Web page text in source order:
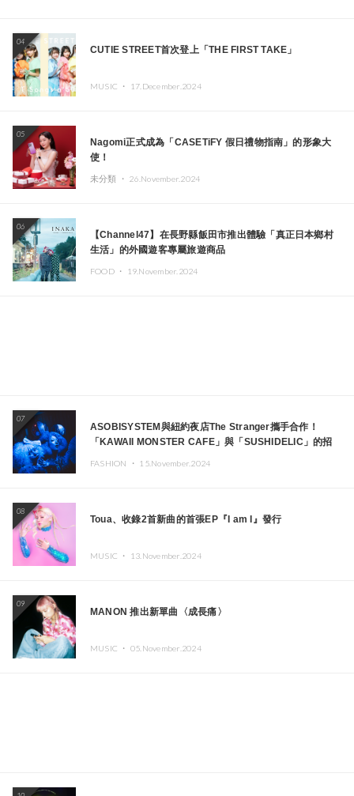
04
CUTIE STREET首次登上「THE FIRST TAKE」
MUSIC ・ 17.December.2024
05
Nagomi正式成為「CASETiFY 假日禮物指南」的形象大
使！
未分類 ・ 26.November.2024
06
【Channel47】在長野縣飯田市推出體驗「真正日本鄉村
生活」的外國遊客專屬旅遊商品
FOOD ・ 19.November.2024
07
ASOBISYSTEM與紐約夜店The Stranger攜手合作！
「KAWAII MONSTER CAFE」與「SUSHIDELIC」的招
FASHION ・ 15.November.2024
08
Toua、收錄2首新曲的首張EP『I am I』發行
MUSIC ・ 13.November.2024
09
MANON 推出新單曲〈成長痛〉
MUSIC ・ 05.November.2024